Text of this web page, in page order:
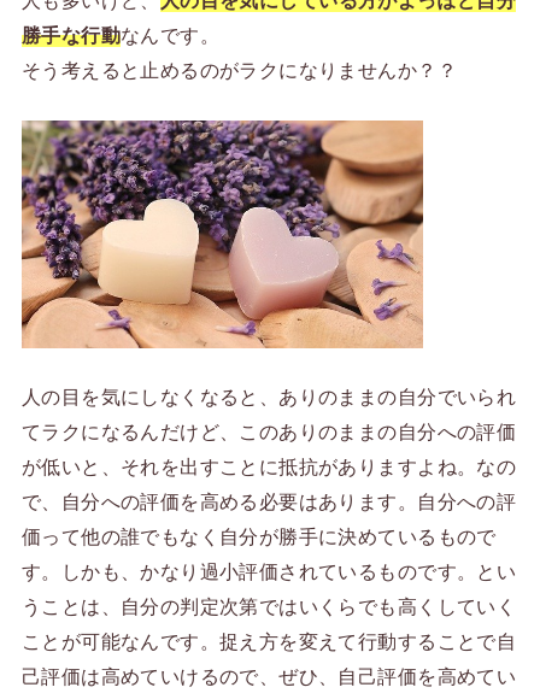
勝手な行動なんです。
そう考えると止めるのがラクになりませんか？？
人の目を気にしなくなると、ありのままの自分でいられ
てラクになるんだけど、このありのままの自分への評価
が低いと、それを出すことに抵抗がありますよね。なの
で、自分への評価を高める必要はあります。自分への評
価って他の誰でもなく自分が勝手に決めているもので
す。しかも、かなり過小評価されているものです。とい
うことは、自分の判定次第ではいくらでも高くしていく
ことが可能なんです。捉え方を変えて行動することで自
己評価は高めていけるので、ぜひ、自己評価を高めてい